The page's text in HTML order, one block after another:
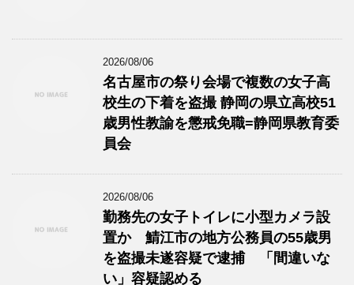
2026/08/06
名古屋市の祭り会場で複数の女子高
校生の下着を盗撮 静岡の県立高校51
歳男性教諭を懲戒免職=静岡県教育委
員会
2026/08/06
勤務先の女子トイレに小型カメラ設
置か 鯖江市の地方公務員の55歳男
を盗撮未遂容疑で逮捕 「間違いな
い」容疑認める